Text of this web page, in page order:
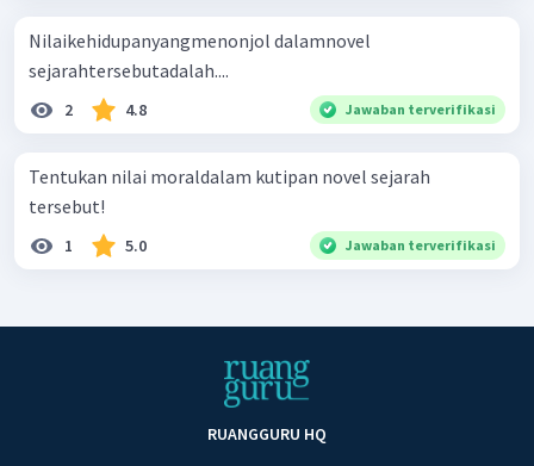
Nilaikehidupanyangmenonjol dalamnovel
sejarahtersebutadalah....
2 4.8 Jawaban terverifikasi
Tentukan nilai moraldalam kutipan novel sejarah
tersebut!
1 5.0 Jawaban terverifikasi
RUANGGURU HQ